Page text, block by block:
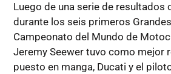
Luego de una serie de resultados
durante los seis primeros
Campeonato del Mundo de
Jeremy Seewer tuvo como mejor
puesto en manga, Ducati y el